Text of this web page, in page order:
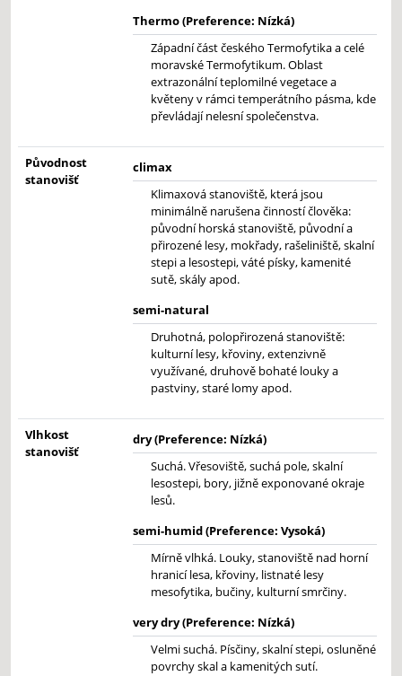
Thermo (Preference: Nízká)
Západní část českého Termofytika a celé
moravské Termofytikum. Oblast
extrazonální teplomilné vegetace a
květeny v rámci temperátního pásma, kde
převládají nelesní společenstva.
Původnost
stanovišť
climax
Klimaxová stanoviště, která jsou
minimálně narušena činností člověka:
původní horská stanoviště, původní a
přirozené lesy, mokřady, rašeliniště, skalní
stepi a lesostepi, váté písky, kamenité
sutě, skály apod.
semi-natural
Druhotná, polopřirozená stanoviště:
kulturní lesy, křoviny, extenzivně
využívané, druhově bohaté louky a
pastviny, staré lomy apod.
Vlhkost
stanovišť
dry (Preference: Nízká)
Suchá. Vřesoviště, suchá pole, skalní
lesostepi, bory, jižně exponované okraje
lesů.
semi-humid (Preference: Vysoká)
Mírně vlhká. Louky, stanoviště nad horní
hranicí lesa, křoviny, listnaté lesy
mesofytika, bučiny, kulturní smrčiny.
very dry (Preference: Nízká)
Velmi suchá. Písčiny, skalní stepi, osluněné
povrchy skal a kamenitých sutí.